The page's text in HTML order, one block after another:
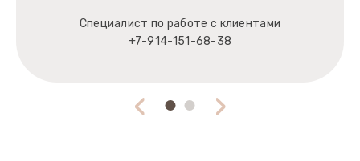
Специалист по работе с клиентами
+7-914-151-68-38
‹ ›